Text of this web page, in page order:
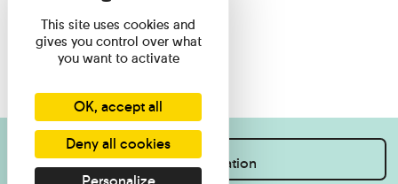
I want information
This site uses cookies and
gives you control over what
you want to activate
OK, accept all
Deny all cookies